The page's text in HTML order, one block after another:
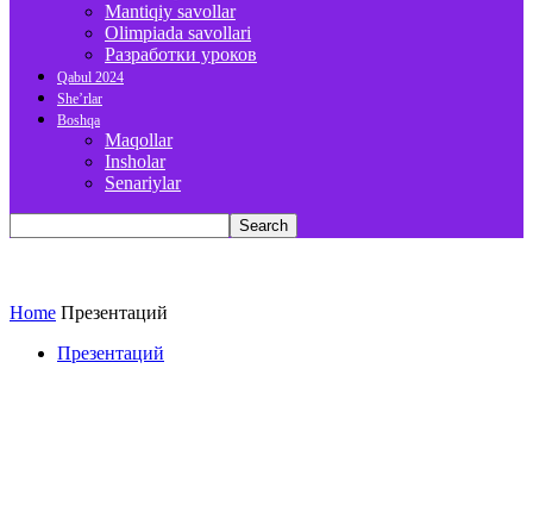
Mantiqiy savollar
Olimpiada savollari
Разработки уроков
Qabul 2024
She’rlar
Boshqa
Maqollar
Insholar
Senariylar
Home Презентаций
Презентаций